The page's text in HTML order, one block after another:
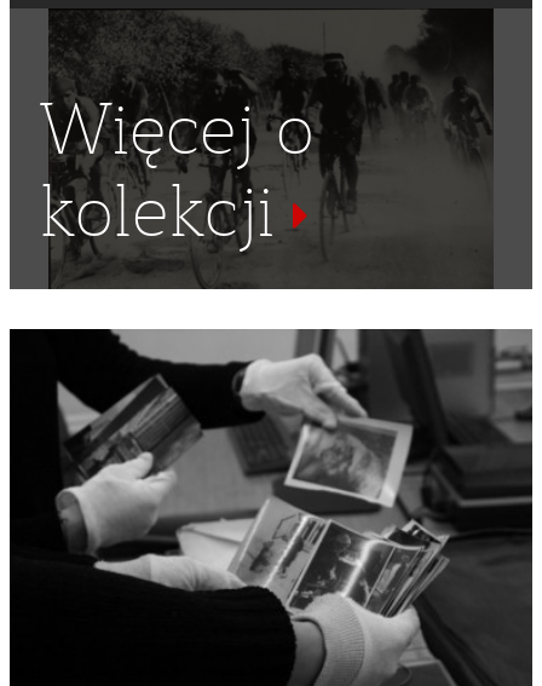
ROWER, DROGA WYŚCIG,ROWERZYSTA
KOLARSTWO,KOLARZ
Więcej o
kolekcji